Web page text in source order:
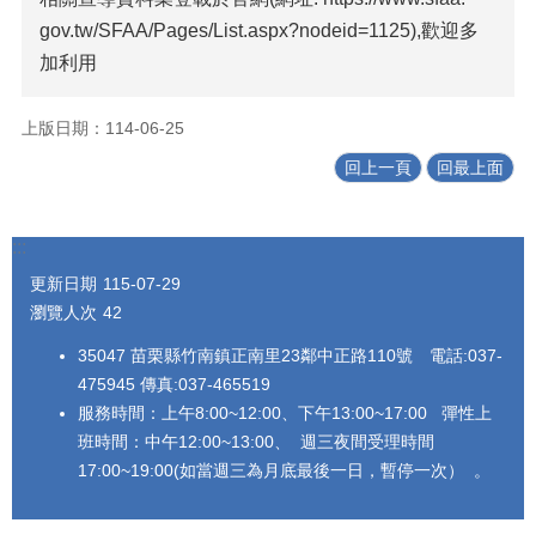
gov.tw/SFAA/Pages/List.aspx?nodeid=1125),歡迎多
加利用
上版日期：114-06-25
回上一頁 回最上面
:::
更新日期 115-07-29
瀏覽人次 42
35047 苗栗縣竹南鎮正南里23鄰中正路110號 電話:037-
475945 傳真:037-465519
服務時間：上午8:00~12:00、下午13:00~17:00 彈性上
班時間：中午12:00~13:00、 週三夜間受理時間
17:00~19:00(如當週三為月底最後一日，暫停一次） 。